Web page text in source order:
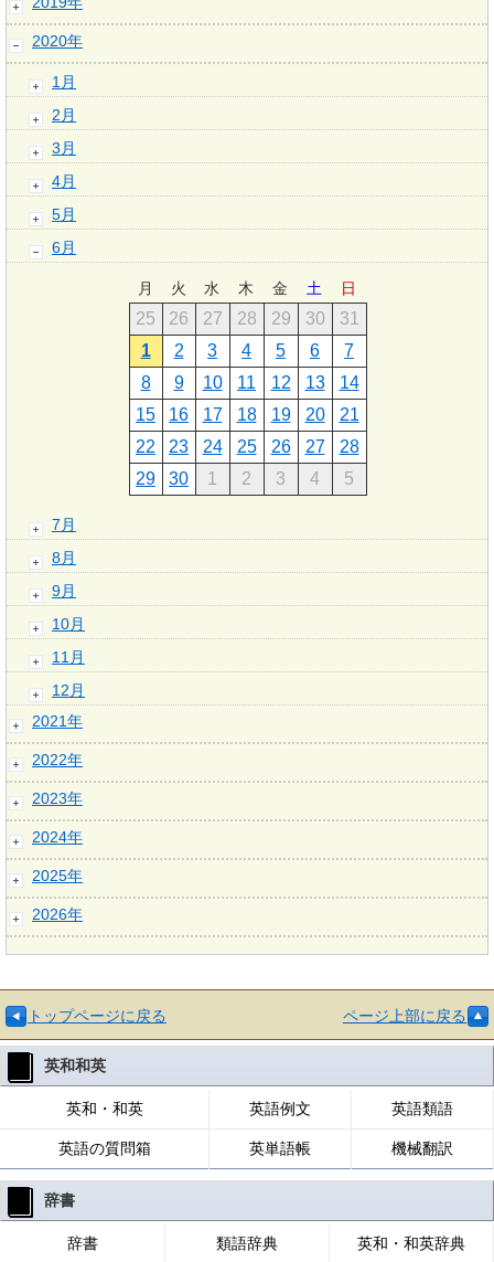
2020年
1月
2月
3月
4月
5月
6月
月 火 水 木 金 土 日
25 26 27 28 29 30
31
1
2 3 4 5 6
7
8
9 10 11 12 13
14
15
16 17 18 19 20
21
22
23 24 25 26 27
28
29
30 1 2 3 4 5
7月
8月
9月
10月
11月
12月
2021年
2022年
2023年
2024年
2025年
2026年
トップページに戻る ページ上部に戻る
英和和英
英和・和英 英語例文 英語類語
英語の質問箱 英単語帳 機械翻訳
辞書
辞書 類語辞典 英和・和英辞典